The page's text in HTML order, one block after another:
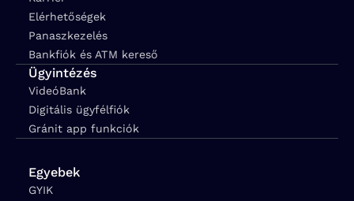
Elérhetőségek
Panaszkezelés
Bankfiók és ATM kereső
Ügyintézés
VideóBank
Digitális ügyfélfiók
Gránit app funkciók
Egyebek
GYIK